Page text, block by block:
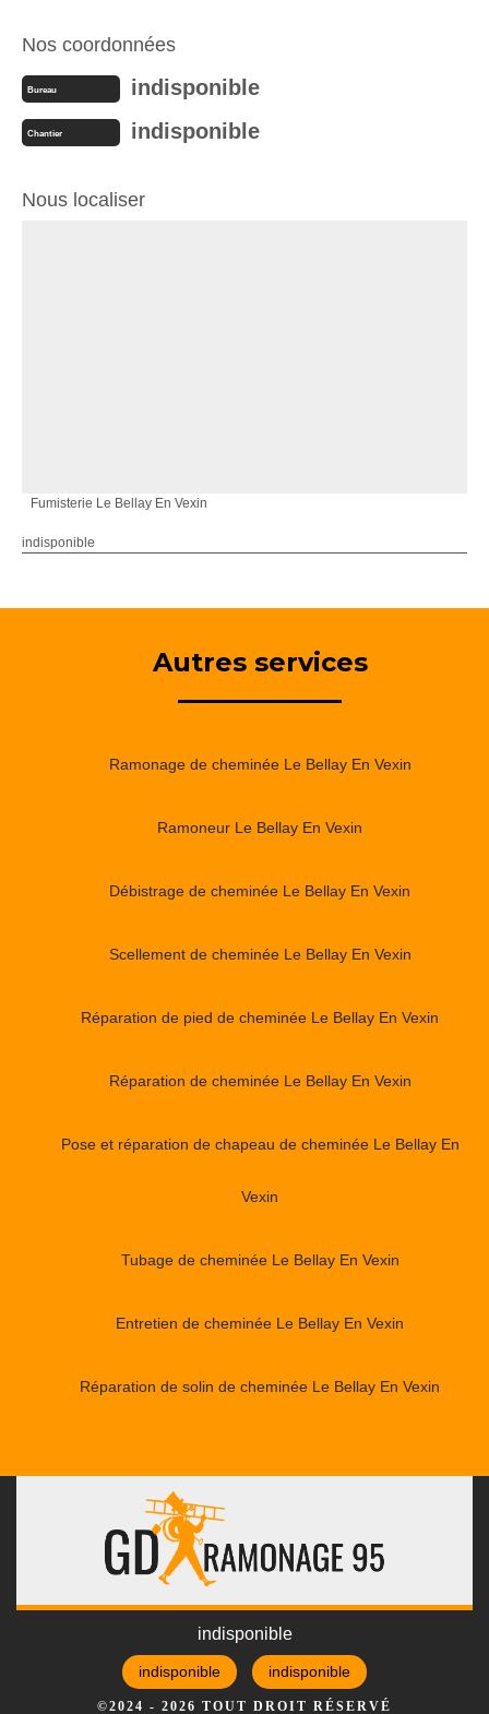
Nos coordonnées
Bureau indisponible
Chantier indisponible
Nous localiser
Fumisterie Le Bellay En Vexin
indisponible
Autres services
Ramonage de cheminée Le Bellay En Vexin
Ramoneur Le Bellay En Vexin
Débistrage de cheminée Le Bellay En Vexin
Scellement de cheminée Le Bellay En Vexin
Réparation de pied de cheminée Le Bellay En Vexin
Réparation de cheminée Le Bellay En Vexin
Pose et réparation de chapeau de cheminée Le Bellay En
Vexin
Tubage de cheminée Le Bellay En Vexin
Entretien de cheminée Le Bellay En Vexin
Réparation de solin de cheminée Le Bellay En Vexin
indisponible
indisponible indisponible
©2024 - 2026 TOUT DROIT RÉSERVÉ